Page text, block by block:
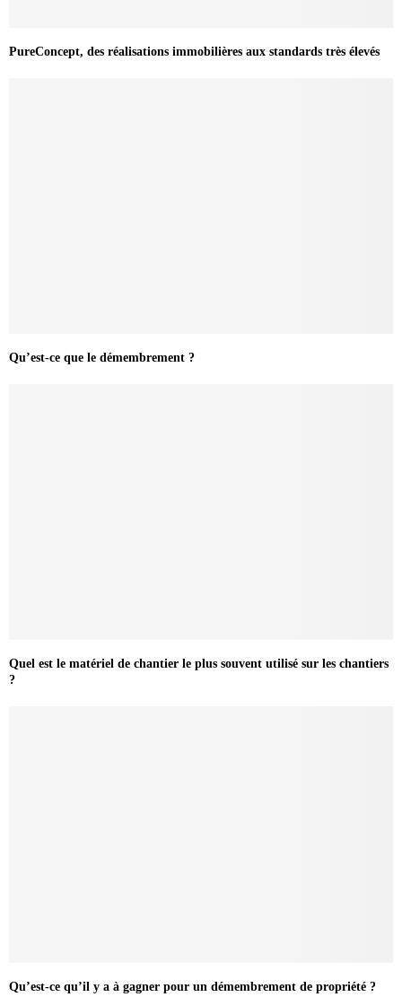
PureConcept, des réalisations immobilières aux standards très élevés
Qu’est-ce que le démembrement ?
Quel est le matériel de chantier le plus souvent utilisé sur les chantiers
?
Qu’est-ce qu’il y a à gagner pour un démembrement de propriété ?